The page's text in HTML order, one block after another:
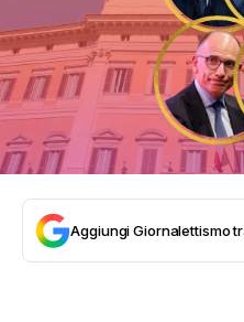
Aggiungi Giornalettismo